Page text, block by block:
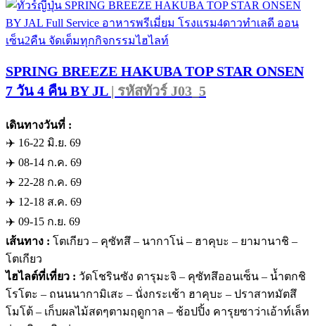
SPRING BREEZE HAKUBA TOP STAR ONSEN
7 วัน 4 คืน BY JL | รหัสทัวร์ J03_5
เดินทางวันที่ :
✈️ 16-22 มิ.ย. 69
✈️ 08-14 ก.ค. 69
✈️ 22-28 ก.ค. 69
✈️ 12-18 ส.ค. 69
✈️ 09-15 ก.ย. 69
เส้นทาง : โตเกียว – คุซัทสึ – นากาโน่ – ฮาคุบะ – ยามานาชิ –
โตเกียว
ไฮไลต์ที่เที่ยว : วัดโชรินซัง ดารุมะจิ – คุซัทสึออนเซ็น – น้ำตกชิ
โรโตะ – ถนนนากามิเสะ – นั่งกระเช้า ฮาคุบะ – ปราสาทมัตสึ
โมโต้ – เก็บผลไม้สดๆตามฤดูกาล – ช้อปปิ้ง คารุยซาว่าเอ้าท์เล็ท